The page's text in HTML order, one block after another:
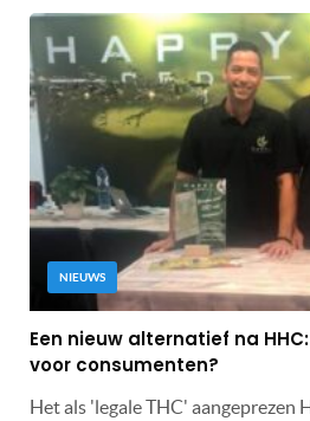
NIEUWS
Een nieuw alternatief na
voor consumenten?
Het als 'legale THC' aangeprezen